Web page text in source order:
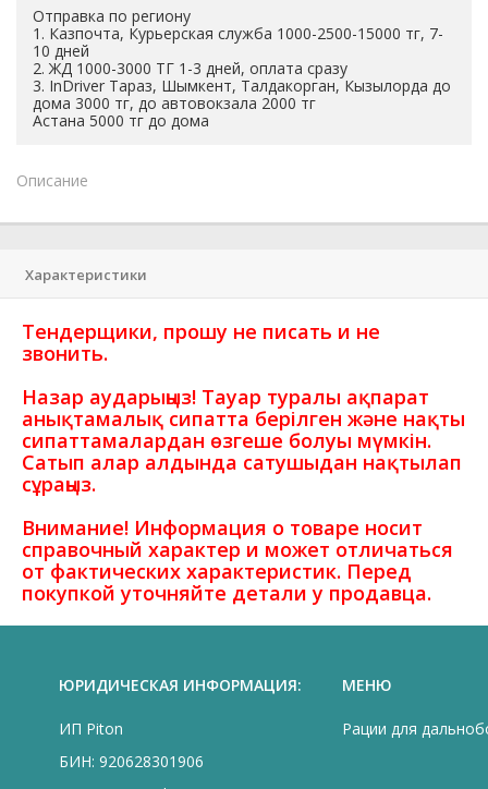
Отправка по региону
1. Казпочта, Курьерская служба 1000-2500-15000 тг, 7-
10 дней
2. ЖД 1000-3000 ТГ 1-3 дней, оплата сразу
3. InDriver Тараз, Шымкент, Талдакорган, Кызылорда до
дома 3000 тг, до автовокзала 2000 тг
Астана 5000 тг до дома
Описание
Характеристики
Тендерщики, прошу не писать и не
звонить.
Назар аударыңыз! Тауар туралы ақпарат
анықтамалық сипатта берілген және нақты
сипаттамалардан өзгеше болуы мүмкін.
Сатып алар алдында сатушыдан нақтылап
сұраңыз.
Внимание! Информация о товаре носит
справочный характер и может отличаться
от фактических характеристик. Перед
покупкой уточняйте детали у продавца.
ЮРИДИЧЕСКАЯ ИНФОРМАЦИЯ:
ИП Piton
БИН: 920628301906
МЕНЮ
Рации для